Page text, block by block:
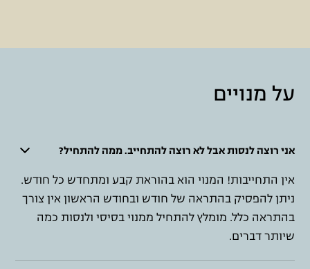
על מנויים
אני רוצה לנסות אבל לא רוצה להתחייב. ממה להתחיל?
אין התחייבות! המנוי הוא בהוראת קבע ומתחדש כל חודש.
ניתן להפסיק בהתראה של חודש ובחודש הראשון אין צורך
בהתראה כלל. מומלץ להתחיל ממנוי בסיסי ולנסות כמה
שיותר דברים.